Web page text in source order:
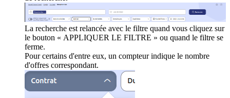
La recherche est relancée avec le filtre quand vous cliquez sur
le bouton « APPLIQUER LE FILTRE » ou quand le filtre se
ferme.
Pour certains d'entre eux, un compteur indique le nombre
d'offres correspondant.